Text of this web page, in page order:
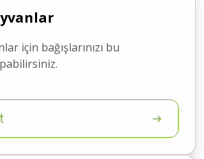
için bağışlarınızı bu